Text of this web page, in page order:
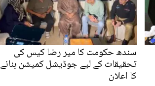
سندھ حکومت کا میر رضا کیس کی
تحقیقات کے لیے جوڈیشل کمیشن بنانے
کا اعلان